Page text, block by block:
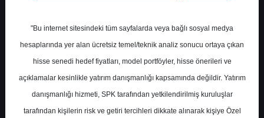
TAVHL- TAV HAVALİMANLARI
HOLDİNG A.Ş.
Hedef Fiyat 434.10 ₺
"Bu internet sitesindeki tüm sayfalarda veya bağlı sosyal medya
hesaplarında yer alan ücretsiz temel/teknik analiz sonucu ortaya çıkan
hisse senedi hedef fiyatları, model portföyler, hisse önerileri ve
açıklamalar kesinlikle yatırım danışmanlığı kapsamında değildir. Yatırım
danışmanlığı hizmeti, SPK tarafından yetkilendirilmiş kuruluşlar
tarafından kişilerin risk ve getiri tercihleri dikkate alınarak kişiye Özel